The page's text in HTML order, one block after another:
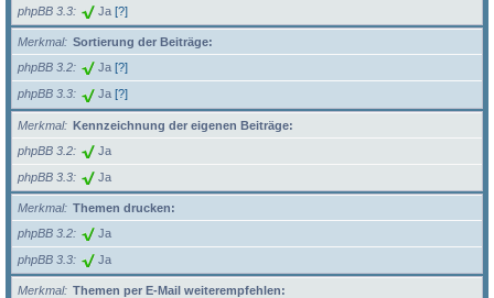
phpBB 3.3 Ja [?]
Merkmal
Sortierung der Beiträge:
phpBB 3.2
Ja [?]
phpBB 3.3 Ja [?]
Merkmal
Kennzeichnung der eigenen Beiträge:
phpBB 3.2
Ja
phpBB 3.3 Ja
Merkmal
Themen drucken:
phpBB 3.2
Ja
phpBB 3.3 Ja
Merkmal
Themen per E-Mail weiterempfehlen: